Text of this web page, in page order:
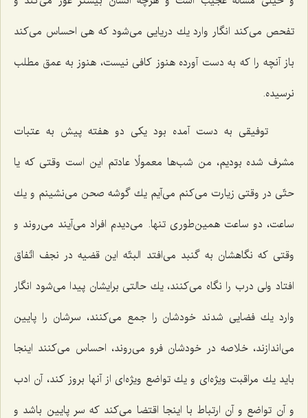
تفحص می‌كند انگار وارد یك دریایی می‌شود كه هی احساس می‌كند
باز آنچه را كه به دست آورده هنوز كافی نیست، هنوز به عمق مطلب
نرسیده.
توفیقی به دست آمده بود یكی دو هفته پیش به عتبات
مشرف شده بودیم، من شب‌ها معمولًا عادتم این است وقتی كه یا
حتّی در وقتی زیارت می‌كنم می‌آیم یك گوشه صحن می‌نشینم و یك
ساعت، دو ساعت همین‌طوری تنها. می‌دیدم افراد می‌آیند می‌روند و
وقتی كه نگاهشان به گنبد می‌افتد البتّه این قضیه در نجف اتّفاق
افتاد ولی درب را نگاه می‌كنند، یك حالتی برایشان پیدا می‌شود انگار
وارد یك فضایی شدند خودشان را جمع می‌كنند، سرشان را پایین
می‌اندازند، خلاصه در خودشان فرو می‌روند، احساس می‌كنند اینجا
باید یك مراقبت ویژه‌ای و یك تواضع ویژه‌ای از آنها بروز كند، آن ادب
و آن تواضع و آن ارتباط با اینجا اقتضا می‌كند كه سر پایین باشد و